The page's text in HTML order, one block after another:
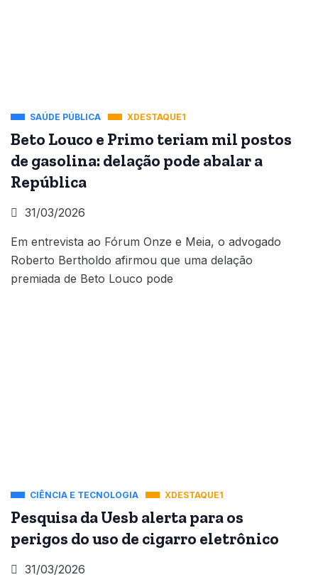
SAÚDE PÚBLICA XDESTAQUE1
Beto Louco e Primo teriam mil postos
de gasolina: delação pode abalar a
República
31/03/2026
Em entrevista ao Fórum Onze e Meia, o advogado
Roberto Bertholdo afirmou que uma delação
premiada de Beto Louco pode
CIÊNCIA E TECNOLOGIA XDESTAQUE1
Pesquisa da Uesb alerta para os
perigos do uso de cigarro eletrônico
31/03/2026